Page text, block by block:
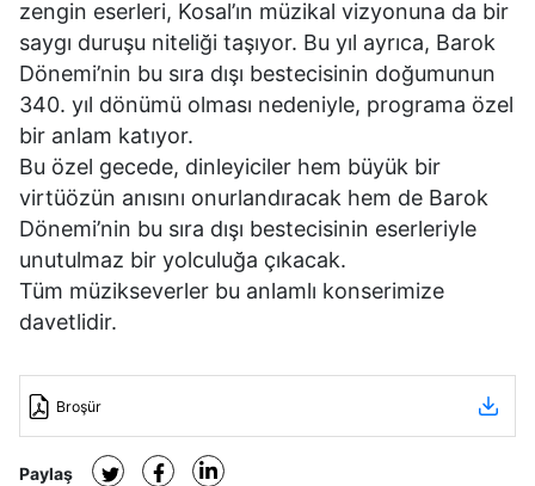
zengin eserleri, Kosal’ın müzikal vizyonuna da bir
saygı duruşu niteliği taşıyor. Bu yıl ayrıca, Barok
Dönemi’nin bu sıra dışı bestecisinin doğumunun
340. yıl dönümü olması nedeniyle, programa özel
bir anlam katıyor.
Bu özel gecede, dinleyiciler hem büyük bir
virtüözün anısını onurlandıracak hem de Barok
Dönemi’nin bu sıra dışı bestecisinin eserleriyle
unutulmaz bir yolculuğa çıkacak.
Tüm müzikseverler bu anlamlı konserimize
davetlidir.
Broşür
Paylaş